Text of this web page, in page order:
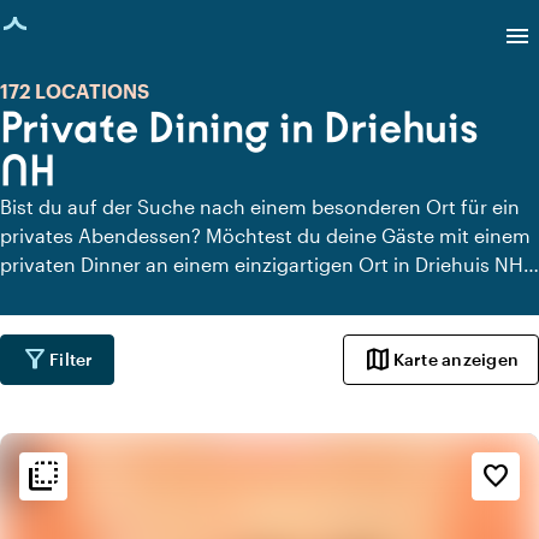
geladen
menu
Private Dining in Driehuis
NH
172 LOCATIONS
Bist du auf der Suche nach einem besonderen Ort für ein
privates Abendessen? Möchtest du deine Gäste mit einem
privaten Dinner an einem einzigartigen Ort in Driehuis NH
einfach alle Locations in Driehuis NH, an denen du in aller
Ruhe dinieren kannst. Schau dir alle privaten Dining-
Locations für ein köstliches privates Dinner an.
filter_alt Filter map Karte anzeigen
flip_to_back favorite_border
flip_to_back Ambiente und Ästhetik
info
Klassisch